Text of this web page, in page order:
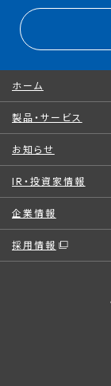
ホーム
製品・サービス
お知らせ
IR・投資家情報
企業情報
採用情報